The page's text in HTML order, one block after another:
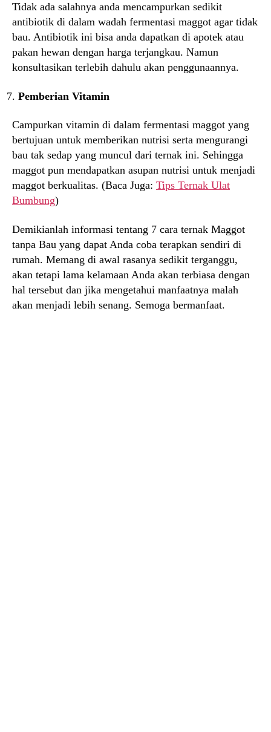
Tidak ada salahnya anda mencampurkan sedikit
antibiotik di dalam wadah fermentasi maggot agar tidak
bau. Antibiotik ini bisa anda dapatkan di apotek atau
pakan hewan dengan harga terjangkau. Namun
konsultasikan terlebih dahulu akan penggunaannya.
Pemberian Vitamin
Campurkan vitamin di dalam fermentasi maggot yang
bertujuan untuk memberikan nutrisi serta mengurangi
bau tak sedap yang muncul dari ternak ini. Sehingga
maggot pun mendapatkan asupan nutrisi untuk menjadi
maggot berkualitas. (Baca Juga: Tips Ternak Ulat
Bumbung)
Demikianlah informasi tentang 7 cara ternak Maggot
tanpa Bau yang dapat Anda coba terapkan sendiri di
rumah. Memang di awal rasanya sedikit terganggu,
akan tetapi lama kelamaan Anda akan terbiasa dengan
hal tersebut dan jika mengetahui manfaatnya malah
akan menjadi lebih senang. Semoga bermanfaat.